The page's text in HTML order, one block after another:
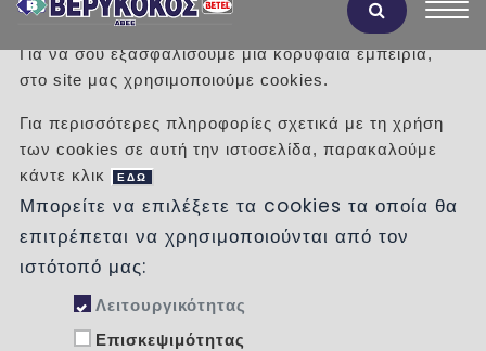
/ Προϊόντα /
ΠΡΟΙΟΝΤΑ ΤΣΙΜΕΝΤΟΥ
ΦΡΕΑΤΙΑ
ΚΑΠΑΚΙΑ ΚΑΙ ΣΧΑΡΕΣ ΜΑΝΤΕΜΙ Α15
Αποδοχή Cookies
Για να σου εξασφαλίσουμε μια κορυφαία εμπειρία,
στο site μας χρησιμοποιούμε cookies.
Για περισσότερες πληροφορίες σχετικά με τη χρήση
των cookies σε αυτή την ιστοσελίδα, παρακαλούμε
κάντε κλικ
ΕΔΩ
Μπορείτε να επιλέξετε τα cookies τα οποία θα
επιτρέπεται να χρησιμοποιούνται από τον
ιστότοπό μας:
Λειτουργικότητας
Επισκεψιμότητας